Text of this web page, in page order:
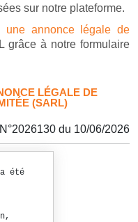
sur notre plateforme.
une annonce légale de
grâce à notre formulaire
LÉGALE DE
(SARL)
N°2026130 du 10/06/2026
été